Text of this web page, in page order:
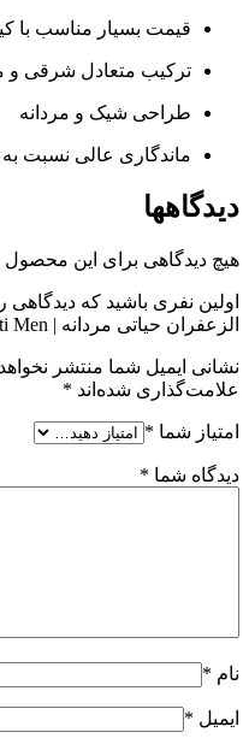
قیمت بسیار مناسب با
ترکیب متعادل شرقی و
طراحی شیک و مردانه
ماندگاری عالی نسبت
دیدگاهها
هیچ دیدگاهی برای این
اولین نفری باشید که
الزعفران حیاتی مردانه | Ard Al Zaafaran Hayaati Men”
نشانی ایمیل شما منتشر
علامت‌گذاری شده‌اند *
امتیاز شما *
دیدگاه شما *
نام *
ایمیل *